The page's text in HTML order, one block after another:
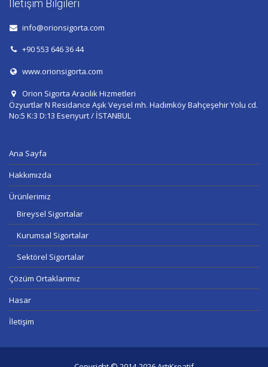
İletişim Bilgileri
info@orionsigorta.com
+90 553 646 36 44
www.orionsigorta.com
Orion Sigorta Aracılık Hizmetleri
Özyurtlar N Residance Aşık Veysel mh. Hadımköy Bahçeşehir Yolu cd.
No:5 K:3 D:13 Esenyurt / İSTANBUL
Ana Sayfa
Hakkımızda
Ürünlerimiz
Bireysel Sigortalar
Kurumsal Sigortalar
Sektörel Sigortalar
Çözüm Ortaklarımız
Hasar
İletişim